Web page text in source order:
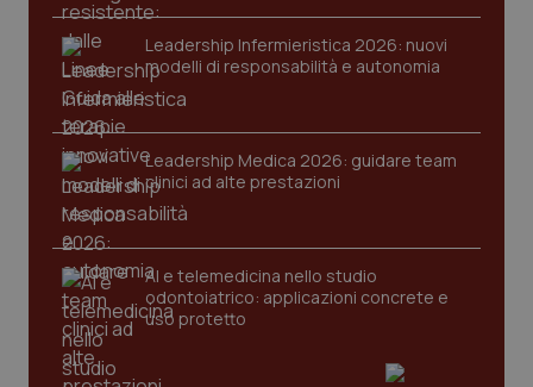
Leadership Infermieristica 2026: nuovi
modelli di responsabilità e autonomia
Leadership Medica 2026: guidare team
clinici ad alte prestazioni
AI e telemedicina nello studio
odontoiatrico: applicazioni concrete e
uso protetto
VISITOR_PRIVACY_METADATA
YouTube
.youtube.com